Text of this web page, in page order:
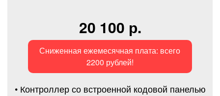
20 100 р.
Сниженная ежемесячная плата: всего
2200 рублей!
• Контроллер со встроенной кодовой панелью